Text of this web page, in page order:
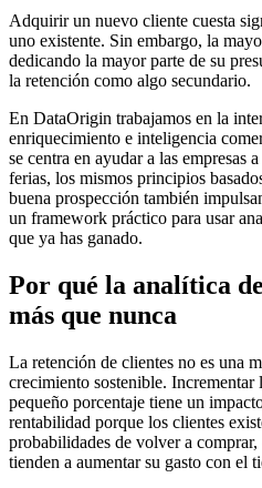
Adquirir un nuevo cliente cuesta
uno existente. Sin embargo, la
dedicando la mayor parte de su
la retención como algo secundario.
En DataOrigin trabajamos en la
enriquecimiento e inteligencia
se centra en ayudar a las empresas
ferias, los mismos principios
buena prospección también
un framework práctico para usar
que ya has ganado.
Por qué la analítica
más que nunca
La retención de clientes no es una
crecimiento sostenible. Incrementar
pequeño porcentaje tiene un
rentabilidad porque los clientes
probabilidades de volver a
tienden a aumentar su gasto con el